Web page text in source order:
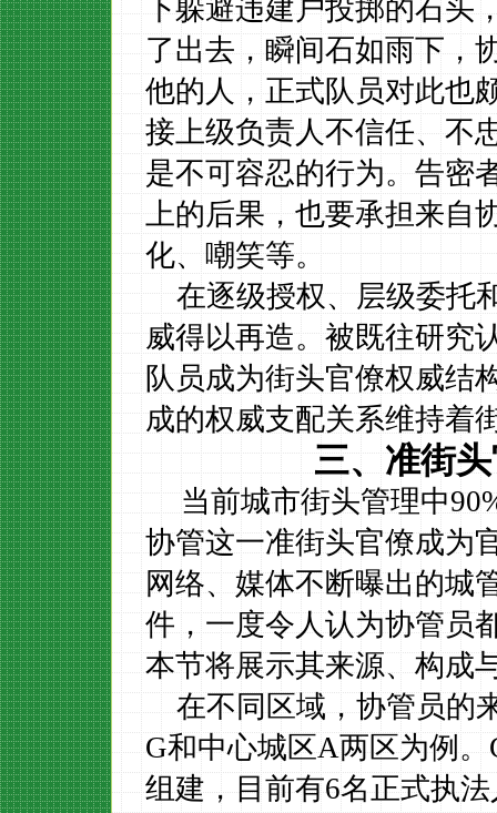
下躲避违建户投掷的石头
了出去，瞬间石如雨下，
他的人，正式队员对此也
接上级负责人不信任、不
是不可容忍的行为。告密
上的后果，也要承担来自
化、嘲笑等。
在逐级授权、层级委托
威得以再造。被既往研究
队员成为街头官僚权威结
成的权威支配关系维持着
三、准街
当前城市街头管理中
协管这一准街头官僚成为
网络、媒体不断曝出的城
件，一度令人认为协管员
本节将展示其来源、构成
在不同区域，协管员的
G和中心城区A两区为例。
组建，目前有6名正式执